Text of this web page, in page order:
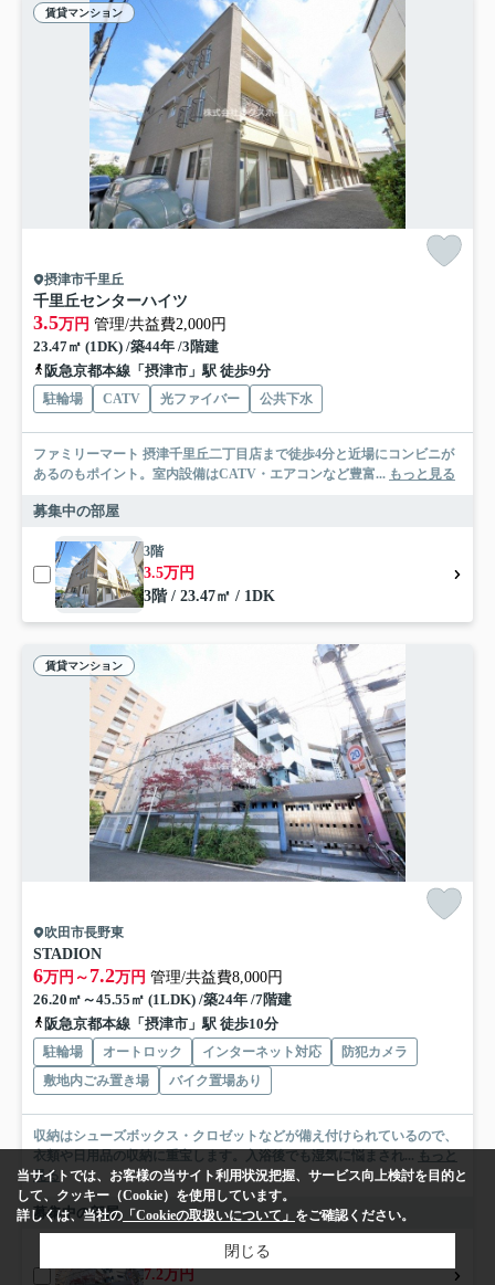
賃貸マンション
摂津市千里丘
千里丘センターハイツ
3.5万円 管理/共益費2,000円
23.47㎡ (1DK) /築44年 /3階建
阪急京都本線「摂津市」駅 徒歩9分
駐輪場 CATV 光ファイバー 公共下水
ファミリーマート 摂津千里丘二丁目店まで徒歩4分と近場にコンビニが
あるのもポイント。室内設備はCATV・エアコンなど豊富... もっと見る
募集中の部屋
3階
3.5万円
3階 / 23.47㎡ / 1DK
賃貸マンション
吹田市長野東
STADION
6万円～ 7.2万円 管理/共益費8,000円
26.20㎡～45.55㎡ (1LDK) /築24年 /7階建
阪急京都本線「摂津市」駅 徒歩10分
駐輪場 オートロック インターネット対応
防犯カメラ
敷地内ごみ置き場
バイク置場あり
収納はシューズボックス・クロゼットなどが備え付けられているので、
衣類や日用品の収納に重宝します。入浴後でも湿気に悩まされ... もっと
見る
募集中の部屋
7.2万円
当サイトでは、お客様の当サイト利用状況把握、サービス向上検討を目的と
して、クッキー（Cookie）を使用しています。
詳しくは、当社の 「Cookieの取扱いについて」 をご確認ください。
閉じる